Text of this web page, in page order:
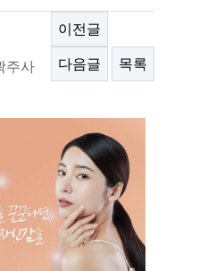
이전글
다음글 목록
주사